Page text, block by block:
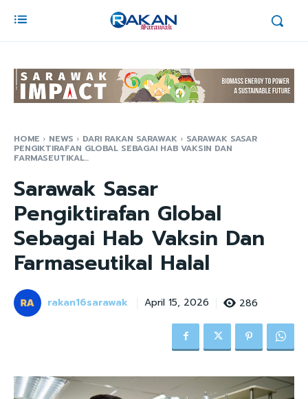
HOME NEWS DARI RAKAN SARAWAK SARAWAK SASAR
PENGIKTIRAFAN GLOBAL SEBAGAI HAB VAKSIN DAN
FARMASEUTIKAL...
Sarawak Sasar
Pengiktirafan Global
Sebagai Hab Vaksin Dan
Farmaseutikal Halal
rakan16sarawak April 15, 2026 286